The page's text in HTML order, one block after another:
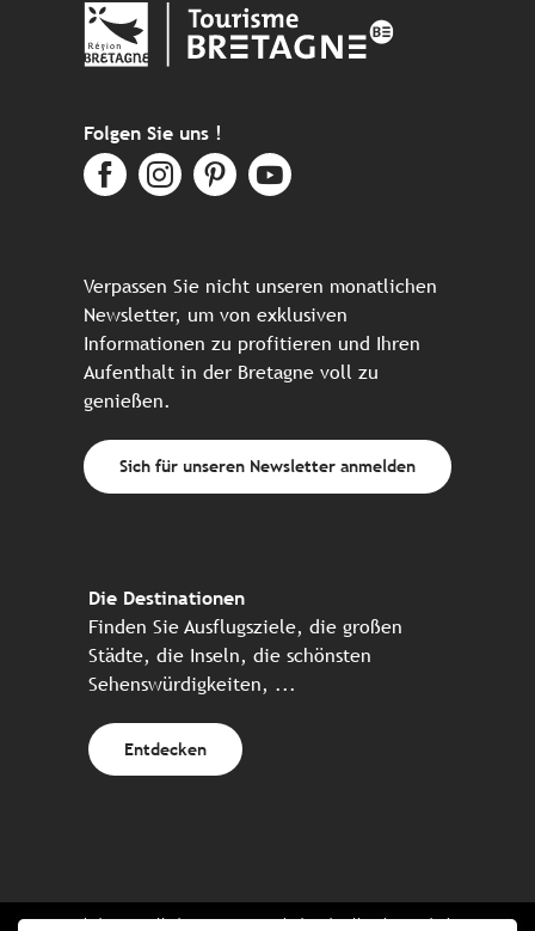
Folgen Sie uns !
Verpassen Sie nicht unseren monatlichen
Newsletter, um von exklusiven
Informationen zu profitieren und Ihren
Aufenthalt in der Bretagne voll zu
genießen.
Sich für unseren Newsletter anmelden
Die Destinationen
Finden Sie Ausflugsziele, die großen
Städte, die Inseln, die schönsten
Sehenswürdigkeiten, ...
Entdecken
Website erstellt in Zusammenarbeit mit allen bretonischen